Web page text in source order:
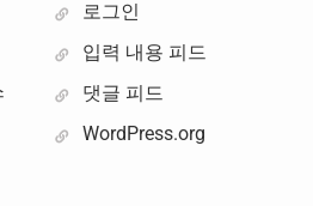
로그인
입력 내용 피드
댓글 피드
WordPress.org